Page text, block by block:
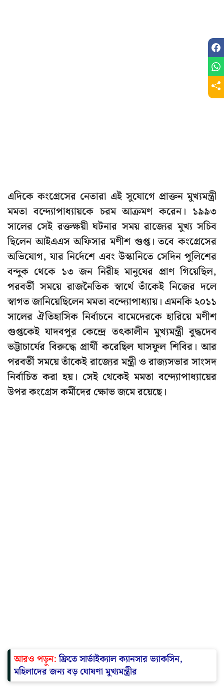
এদিকে কংগ্রেসের নেতারা এই সুযোগে প্রাক্তন মুখ্যমন্ত্রী
মমতা বন্দ্যোপাধ্যায়কে চরম আক্রমণ করেন। ১৯৯৩
সালের সেই রক্তক্ষয়ী ঘটনার সময় রাজ্যের মুখ্য সচিব
ছিলেন আইএএস অফিসার মণীশ গুপ্ত। তবে কংগ্রেসের
অভিযোগ, যার নির্দেশে এবং উস্কানিতে সেদিন পুলিশের
বন্দুক থেকে ১৩ জন নিরীহ মানুষের প্রাণ গিয়েছিল,
পরবর্তী সময়ে রাজনৈতিক স্বার্থে তাঁকেই নিজের দলে
স্বাগত জানিয়েছিলেন মমতা বন্দ্যোপাধ্যায়। এমনকি ২০১১
সালের ঐতিহাসিক নির্বাচনে বামেদেরকে হারিয়ে মণীশ
গুপ্তকেই যাদবপুর কেন্দ্রে তৎকালীন মুখ্যমন্ত্রী বুদ্ধদেব
ভট্টাচার্যের বিরুদ্ধে প্রার্থী করেছিল ঘাসফুল শিবির। আর
পরবর্তী সময়ে তাঁকেই রাজ্যের মন্ত্রী ও রাজ্যসভার সাংসদ
নির্বাচিত করা হয়। সেই থেকেই মমতা বন্দ্যোপাধ্যায়ের
উপর কংগ্রেস কর্মীদের ক্ষোভ জমে রয়েছে।
আরও পড়ুন:ফ্রিতে সার্ভাইক্যাল ক্যানসার ভ্যাকসিন,
মহিলাদের জন্য বড় ঘোষণা মুখ্যমন্ত্রীর